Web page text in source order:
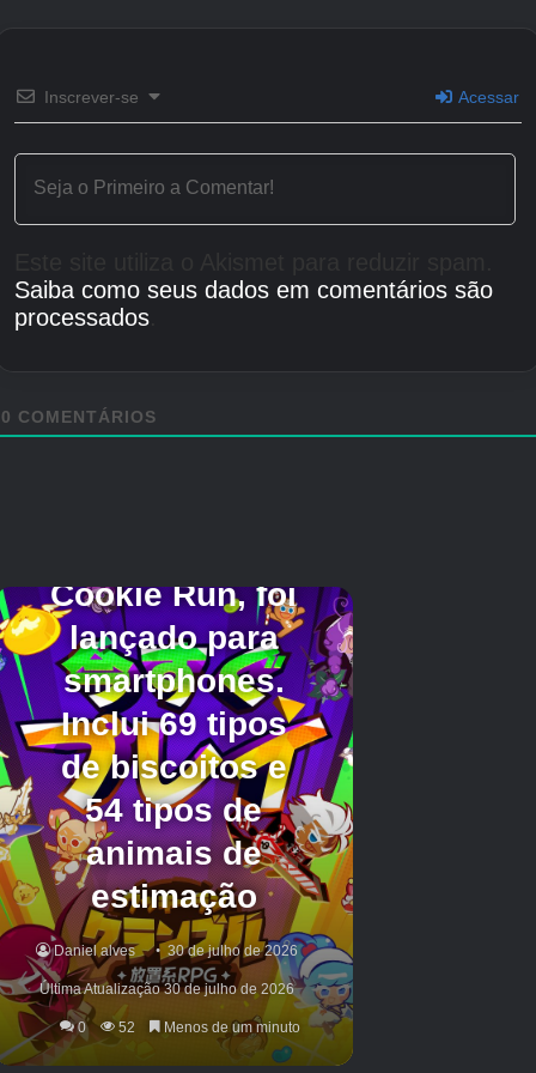
Inscrever-se Acessar
Saiba como seus dados em comentários são
processados.
0 COMENTÁRIOS